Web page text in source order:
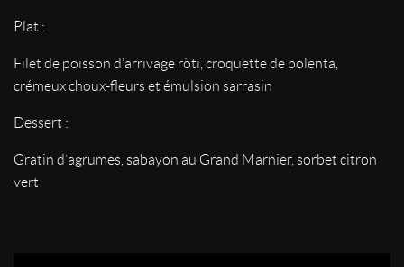
Plat :
Filet de poisson d’arrivage rôti, croquette de polenta,
crémeux choux-fleurs et émulsion sarrasin
Dessert :
Gratin d’agrumes, sabayon au Grand Marnier, sorbet citron
vert